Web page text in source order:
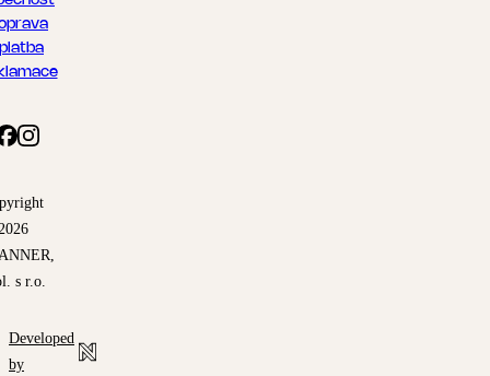
s r.o.
Developed
by